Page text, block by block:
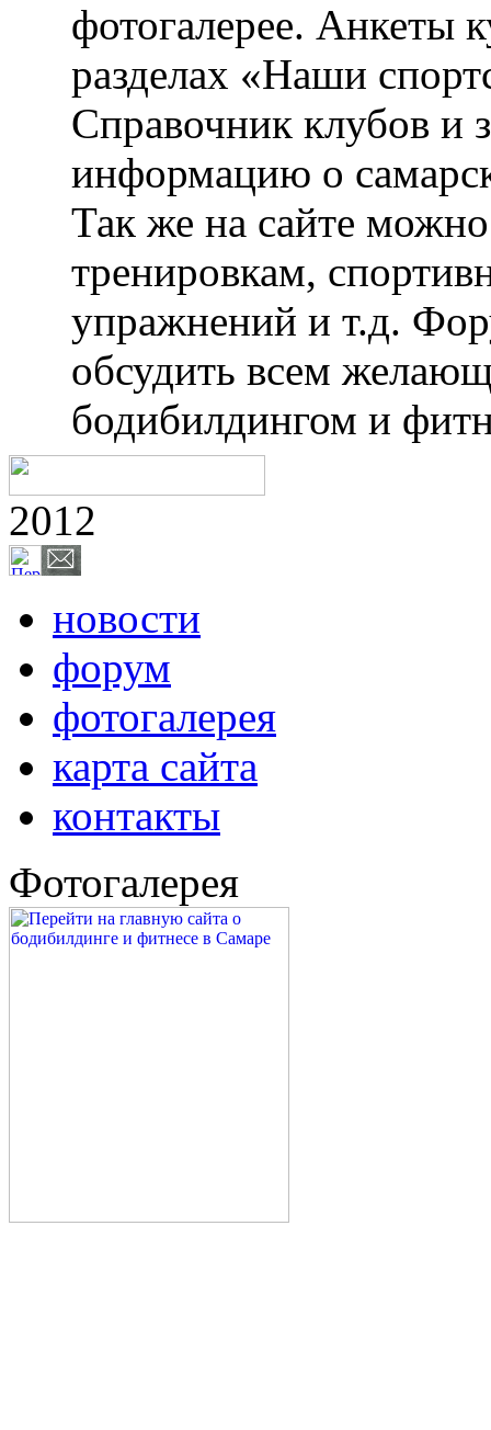
фотогалерее. Анкеты
разделах «Наши
Справочник клубов и
информацию о
Так же на сайте
тренировкам,
упражнений и т.д.
обсудить всем
бодибилдингом и
2012
новости
форум
фотогалерея
карта сайта
контакты
Фотогалерея